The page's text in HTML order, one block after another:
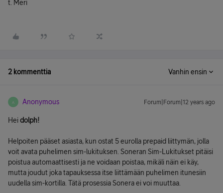
t. Meri
2 kommenttia Vanhin ensin
A Anonymous Forum|Forum|12 years ago
Heidolph!
Helpoiten pääset asiasta, kun ostat 5 eurolla prepaid liittymän, jolla
voit avata puhelimen sim-lukituksen. Soneran Sim-Lukitukset pitäisi
poistua automaattisesti ja ne voidaan poistaa, mikäli näin ei käy,
mutta joudut joka tapauksessa itse liittämään puhelimen itunesiin
uudella sim-kortilla. Tätä prosessia Sonera ei voi muuttaa.